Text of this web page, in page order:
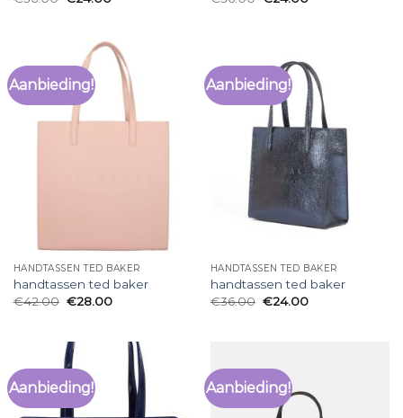
Aanbieding!
HANDTASSEN TED BAKER
handtassen ted baker
€42.00 €28.00
Aanbieding!
HANDTASSEN TED BAKER
handtassen ted baker
€36.00 €24.00
Aanbieding! Aanbieding!